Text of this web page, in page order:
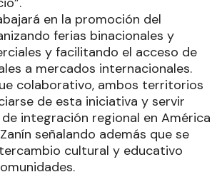
en la promoción del
ferias binacionales y
y facilitando el acceso de
a mercados internacionales.
colaborativo, ambos territorios
de esta iniciativa y servir
integración regional en América
señalando además que se
cultural y educativo